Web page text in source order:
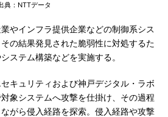
典：NTTデータ
やインフラ提供企業などの制御系シス
の結果発見された脆弱性に対処するた
ステム構築などを実施する。
キュリティおよび神戸デジタル・ラボ
象システムへ攻撃を仕掛け、その過程
がら侵入経路を探索。侵入経路や攻撃